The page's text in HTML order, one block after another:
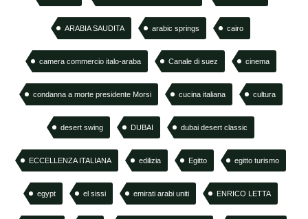
ARABIA SAUDITA arabic springs cairo
camera commercio italo-araba Canale di suez cinema
condanna a morte presidente Morsi cucina italiana cultura
desert swing DUBAI dubai desert classic
ECCELLENZA ITALIANA edilizia Egitto egitto turismo
egypt el sissi emirati arabi uniti ENRICO LETTA